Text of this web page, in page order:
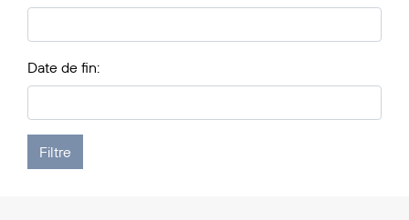
Date de fin: